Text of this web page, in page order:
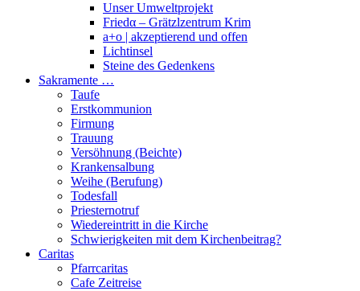
Unser Umweltprojekt
Friedα – Grätzlzentrum Krim
a+o | akzeptierend und offen
Lichtinsel
Steine des Gedenkens
Sakramente …
Taufe
Erstkommunion
Firmung
Trauung
Versöhnung (Beichte)
Krankensalbung
Weihe (Berufung)
Todesfall
Priesternotruf
Wiedereintritt in die Kirche
Schwierigkeiten mit dem Kirchenbeitrag?
Caritas
Pfarrcaritas
Cafe Zeitreise